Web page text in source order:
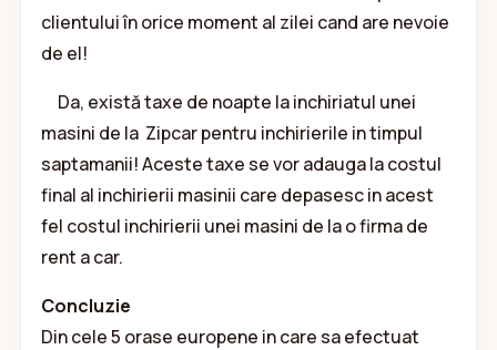
clientului în orice moment al zilei cand are nevoie
de el!
Da, există taxe de noapte la inchiriatul unei
masini de la Zipcar pentru inchirierile in timpul
saptamanii! Aceste taxe se vor adauga la costul
final al inchirierii masinii care depasesc in acest
fel costul inchirierii unei masini de la o firma de
rent a car.
Concluzie
Din cele 5 orase europene in care sa efectuat